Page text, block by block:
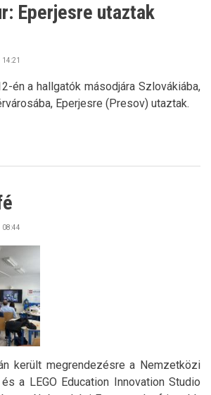
Eperjesre utaztak
én a hallgatók másodjára Szlovákiába,
Eperjesre (Presov) utaztak.
08:44
került megrendezésre a Nemzetközi
a LEGO Education Innovation Studio